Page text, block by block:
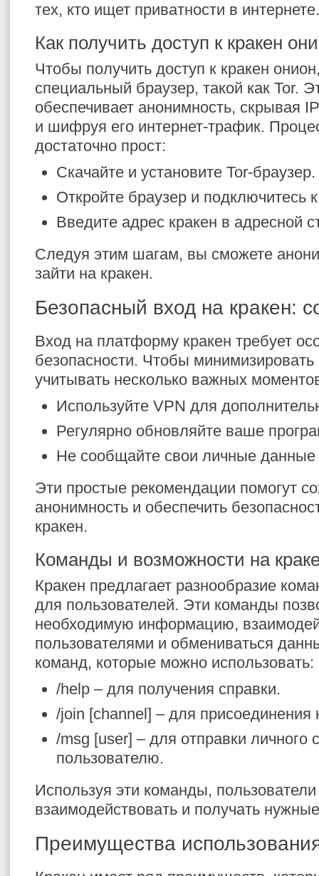
тех, кто ищет приватности в интернете.
Как получить доступ к кракен
Чтобы получить доступ к кракен
специальный браузер, такой как Tor.
обеспечивает анонимность, скрывая
и шифруя его интернет-трафик.
достаточно прост:
Скачайте и установите Tor-браузер.
Откройте браузер и подключитесь
Введите адрес кракен в адресной
Следуя этим шагам, вы сможете
зайти на кракен.
Безопасный вход на кракен:
Вход на платформу кракен требует
безопасности. Чтобы минимизировать
учитывать несколько важных
Используйте VPN для
Регулярно обновляйте ваше
Не сообщайте свои личные данные
Эти простые рекомендации помогут
анонимность и обеспечить
кракен.
Команды и возможности на
Кракен предлагает разнообразие
для пользователей. Эти команды
необходимую информацию,
пользователями и обмениваться
команд, которые можно использовать:
/help – для получения справки.
/join [channel] – для присоединения
/msg [user] – для отправки личного
пользователю.
Используя эти команды,
взаимодействовать и получать
Преимущества